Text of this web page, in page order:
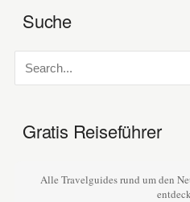
Suche
Gratis Reiseführer
Alle Travelguides rund um den